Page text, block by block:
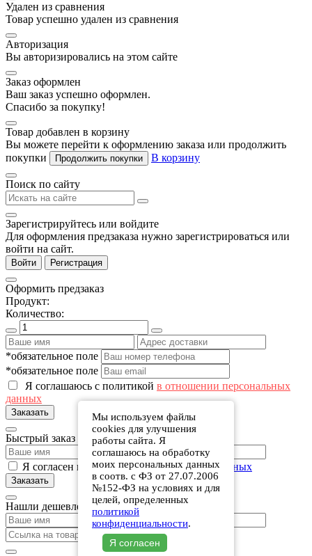
Удален из сравнения
Товар успешно удален из сравнения
Авторизация
Вы авторизировались на этом сайте
Заказ оформлен
Ваш заказ успешно оформлен.
Спасибо за покупку!
Товар добавлен в корзину
Вы можете перейти к оформлению заказа или продолжить
покупки
Продолжить покупки В корзину
Поиск по сайту
Зарегистрируйтесь или войдите
Для оформления предзаказа нужно зарегистрироваться или
войти на сайт.
Войти Регистрация
Оформить предзаказ
Продукт:
Количество:
*обязательное поле
*обязательное поле
Я соглашаюсь с политикой в отношении персональных
данных
Заказать
Быстрый заказ
Я согласен на обработку персональных данных
Заказать
Нашли дешевле?
Заказать
Мы используем файлы
cookies для улучшения
работы сайта. Я
соглашаюсь на обработку
моих персональных данных
в соотв. с ФЗ от 27.07.2006
№152-ФЗ на условиях и для
целей, определенных
политикой
конфиденциальности.
Я согласен